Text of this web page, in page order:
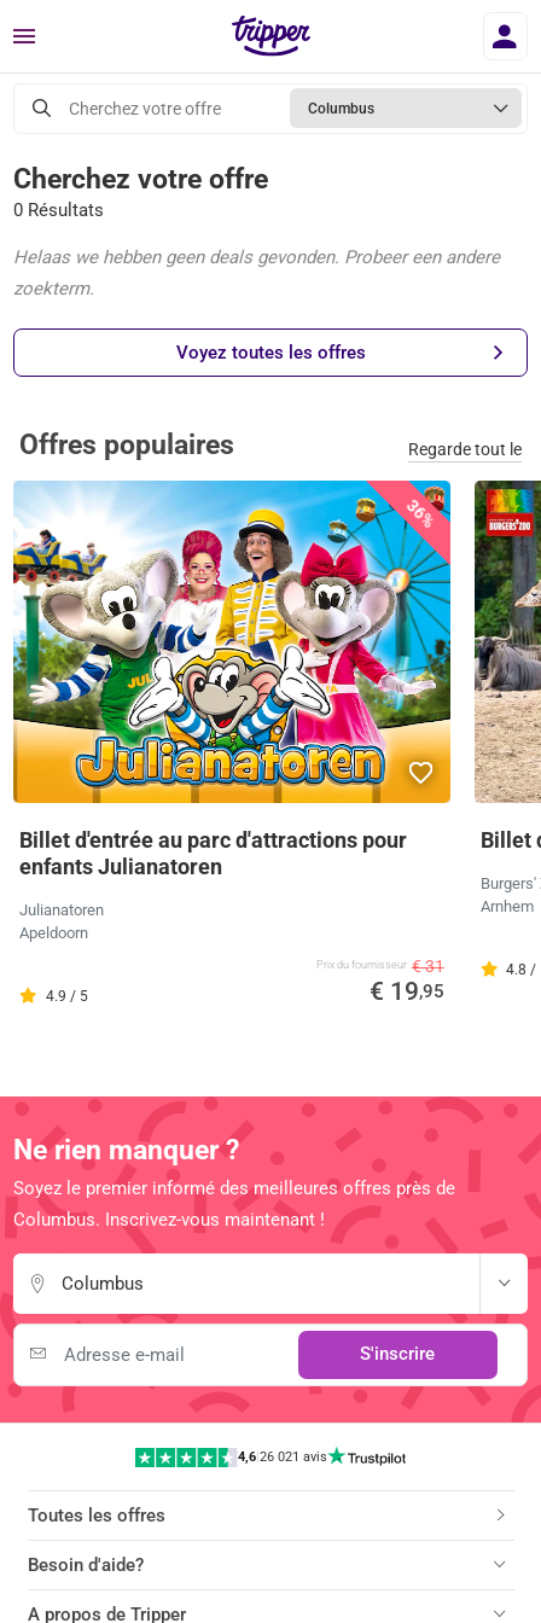
Menu
Cherchez votre offre Columbus
Cherchez votre offre
0 Résultats
Helaas we hebben geen deals gevonden. Probeer een andere
zoekterm.
Voyez toutes les offres
Offres populaires Regarde tout le
36%
Billet d'entrée au parc d'attractions pour
enfants Julianatoren
Julianatoren
Apeldoorn
4.9 / 5
Prix ​​du fournisseur € 31
€ 19,95
Billet
Burgers'
Arnhem
4.8 /
Ne rien manquer ?
Soyez le premier informé des meilleures offres près de
Columbus. Inscrivez-vous maintenant !
Columbus
S'inscrire
4,6 |26 021 avis
Toutes les offres
Besoin d'aide?
A propos de Tripper